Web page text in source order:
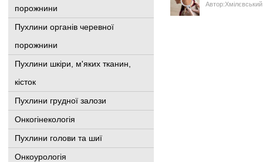
порожнини
Пухлини органів черевної
порожнини
Пухлини шкіри, м'яких тканин,
кісток
Пухлини грудної залози
Онкогінекологія
Пухлини голови та шиї
Онкоурологія